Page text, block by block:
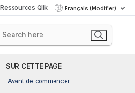
Ressources Qlik Français (Modifier)
SUR CETTE PAGE
Avant de commencer